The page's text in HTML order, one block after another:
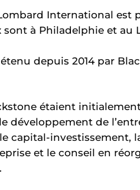
International est
à Philadelphie et au
depuis 2014 par
étaient
développement de
capital-investissement,
et le conseil en